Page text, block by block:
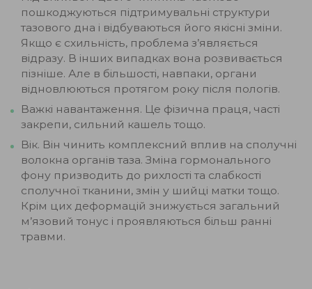
пошкоджуються підтримувальні структури
тазового дна і відбуваються його якісні зміни.
Якщо є схильність, проблема з’являється
відразу. В інших випадках вона розвивається
пізніше. Але в більшості, навпаки, органи
відновлюються протягом року після пологів.
Важкі навантаження. Це фізична праця, часті
закрепи, сильний кашель тощо.
Вік. Він чинить комплексний вплив на сполучні
волокна органів таза. Зміна гормонального
фону призводить до рихлості та слабкості
сполучної тканини, змін у шийці матки тощо.
Крім цих деформацій знижується загальний
м’язовий тонус і проявляються більш ранні
травми.